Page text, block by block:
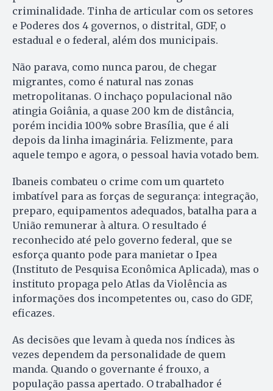
criminalidade. Tinha de articular com os setores
e Poderes dos 4 governos, o distrital, GDF, o
estadual e o federal, além dos municipais.
Não parava, como nunca parou, de chegar
migrantes, como é natural nas zonas
metropolitanas. O inchaço populacional não
atingia Goiânia, a quase 200 km de distância,
porém incidia 100% sobre Brasília, que é ali
depois da linha imaginária. Felizmente, para
aquele tempo e agora, o pessoal havia votado bem.
Ibaneis combateu o crime com um quarteto
imbatível para as forças de segurança: integração,
preparo, equipamentos adequados, batalha para a
União remunerar à altura. O resultado é
reconhecido até pelo governo federal, que se
esforça quanto pode para manietar o Ipea
(Instituto de Pesquisa Econômica Aplicada), mas o
instituto propaga pelo Atlas da Violência as
informações dos incompetentes ou, caso do GDF,
eficazes.
As decisões que levam à queda nos índices às
vezes dependem da personalidade de quem
manda. Quando o governante é frouxo, a
população passa apertado. O trabalhador é